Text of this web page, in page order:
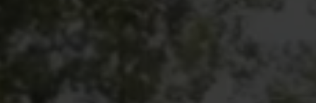
View the site in the displayed language